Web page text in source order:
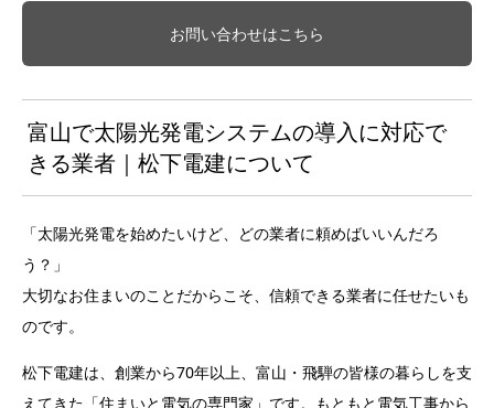
お問い合わせはこちら
富山で太陽光発電システムの導入に対応で
きる業者｜松下電建について
「太陽光発電を始めたいけど、どの業者に頼めばいいんだろ
う？」
大切なお住まいのことだからこそ、信頼できる業者に任せたいも
のです。
松下電建は、創業から70年以上、富山・飛騨の皆様の暮らしを支
えてきた「住まいと電気の専門家」です。もともと電気工事から